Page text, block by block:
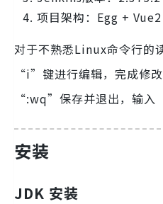
项目架构：Egg +
对于不熟悉Linux命令行的
“i”键进行编辑，完成修
“:wq”保存并退出，输入
安装
JDK 安装